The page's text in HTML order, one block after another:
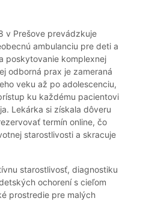
v Prešove prevádzkuje
ambulanciu pre deti a
poskytovanie komplexnej
odborná prax je zameraná
veku až po adolescenciu,
ku každému pacientovi
Lekárka si získala dôveru
termín online, čo
starostlivosti a skracuje
starostlivosť, diagnostiku
ochorení s cieľom
prostredie pre malých